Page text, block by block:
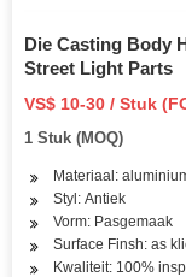
Die Casting Body
Street Light Parts
VS$ 10-30 / Stuk
1 Stuk (MOQ)
Materiaal:
Styl: Antiek
Vorm: Pasgemaak
Surface Finsh: as
Kwaliteit: 100%